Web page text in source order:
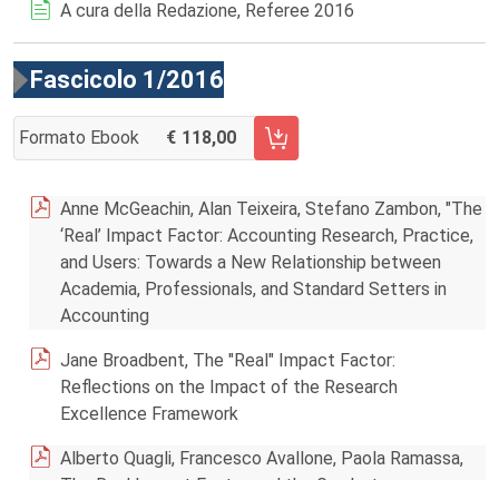
A cura della Redazione, Referee 2016
Fascicolo 1/2016
Formato Ebook 118,00
AGGIUNGI AL CARRELLO FASCICOLO 1/2016
Anne McGeachin, Alan Teixeira, Stefano Zambon, "The
‘Real’ Impact Factor: Accounting Research, Practice,
and Users: Towards a New Relationship between
Academia, Professionals, and Standard Setters in
Accounting
Jane Broadbent, The "Real" Impact Factor:
Reflections on the Impact of the Research
Excellence Framework
Alberto Quagli, Francesco Avallone, Paola Ramassa,